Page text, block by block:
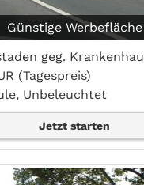
Günstige Werbefläche
geg.
(Tagespreis)
Unbeleuchtet
Jetzt starten